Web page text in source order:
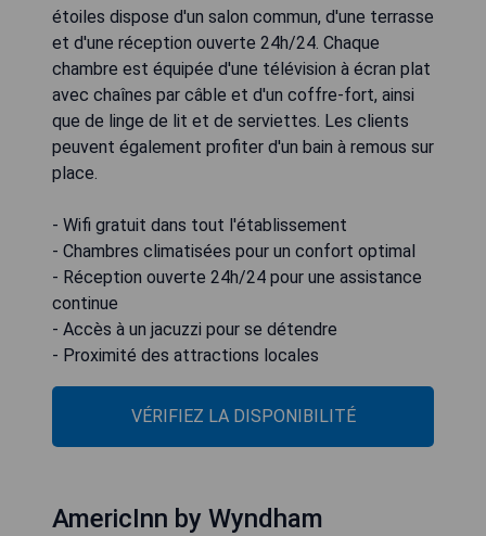
étoiles dispose d'un salon commun, d'une terrasse
et d'une réception ouverte 24h/24. Chaque
chambre est équipée d'une télévision à écran plat
avec chaînes par câble et d'un coffre-fort, ainsi
que de linge de lit et de serviettes. Les clients
peuvent également profiter d'un bain à remous sur
place.
- Wifi gratuit dans tout l'établissement
- Chambres climatisées pour un confort optimal
- Réception ouverte 24h/24 pour une assistance
continue
- Accès à un jacuzzi pour se détendre
- Proximité des attractions locales
VÉRIFIEZ LA DISPONIBILITÉ
AmericInn by Wyndham